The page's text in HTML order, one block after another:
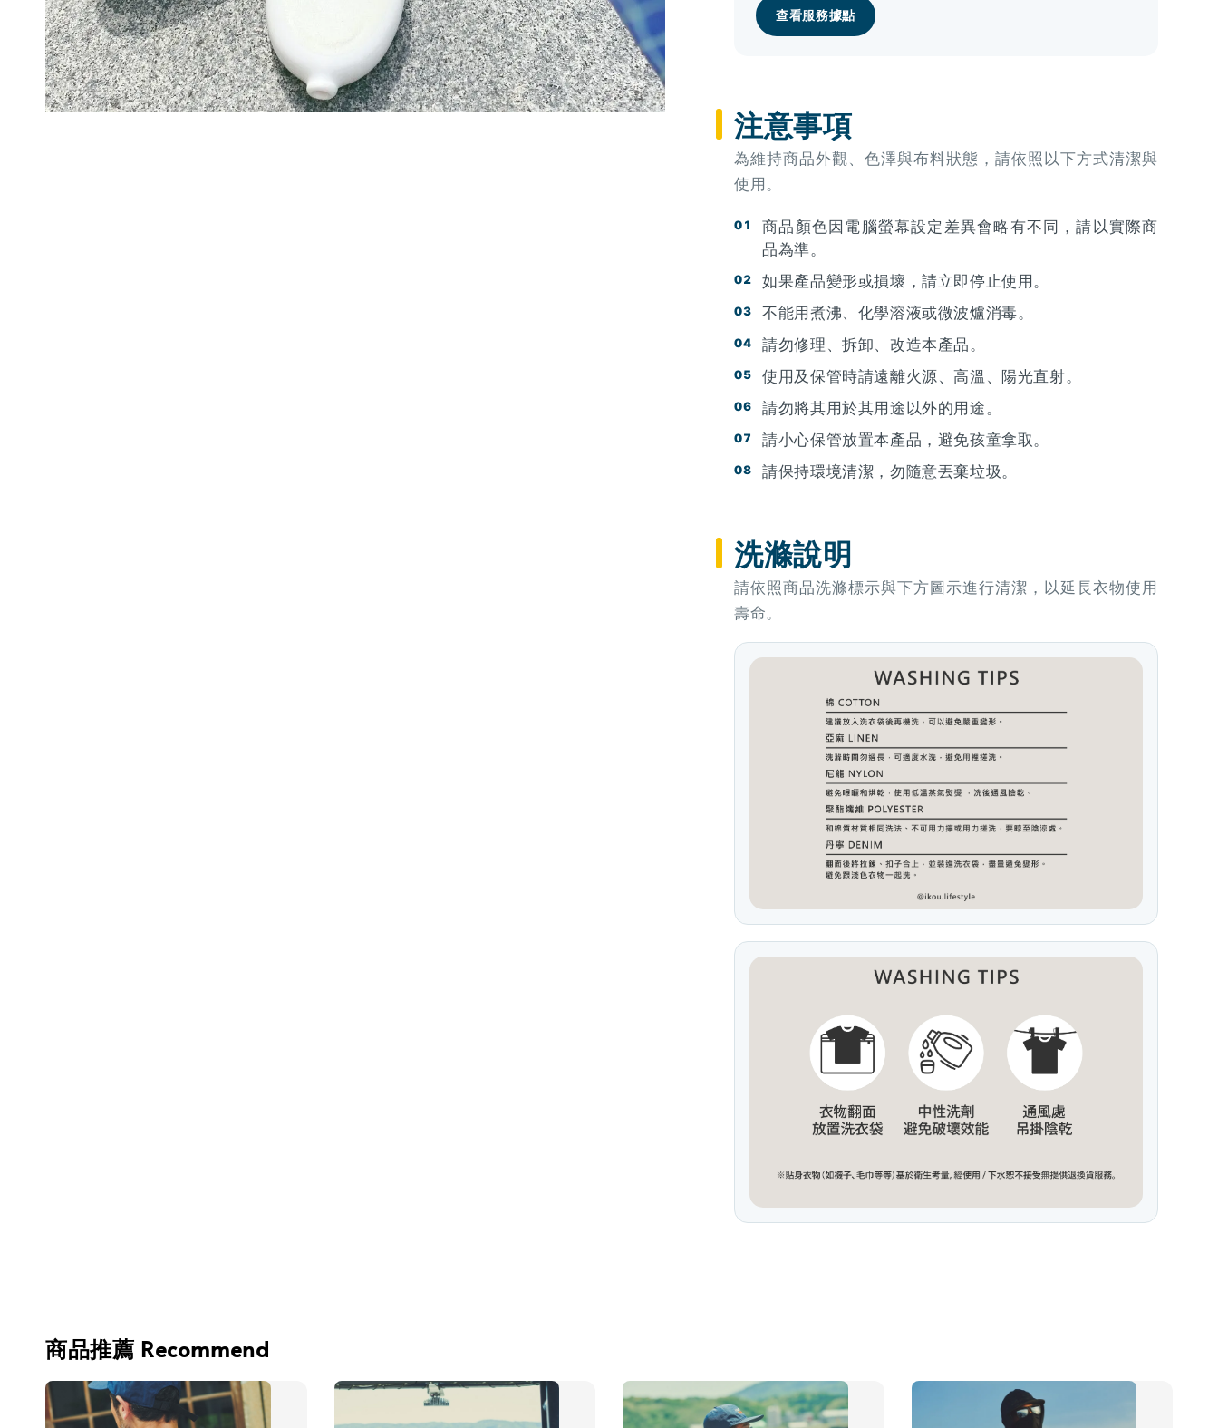
查看服務據點
注意事項
為維持商品外觀、色澤與布料狀態，請依照以下方式清潔與
使用。
商品顏色因電腦螢幕設定差異會略有不同，請以實際商
品為準。
如果產品變形或損壞，請立即停止使用。
不能用煮沸、化學溶液或微波爐消毒。
請勿修理、拆卸、改造本產品。
使用及保管時請遠離火源、高溫、陽光直射。
請勿將其用於其用途以外的用途。
請小心保管放置本產品，避免孩童拿取。
請保持環境清潔，勿隨意丟棄垃圾。
洗滌說明
請依照商品洗滌標示與下方圖示進行清潔，以延長衣物使用
壽命。
商品推薦 Recommend